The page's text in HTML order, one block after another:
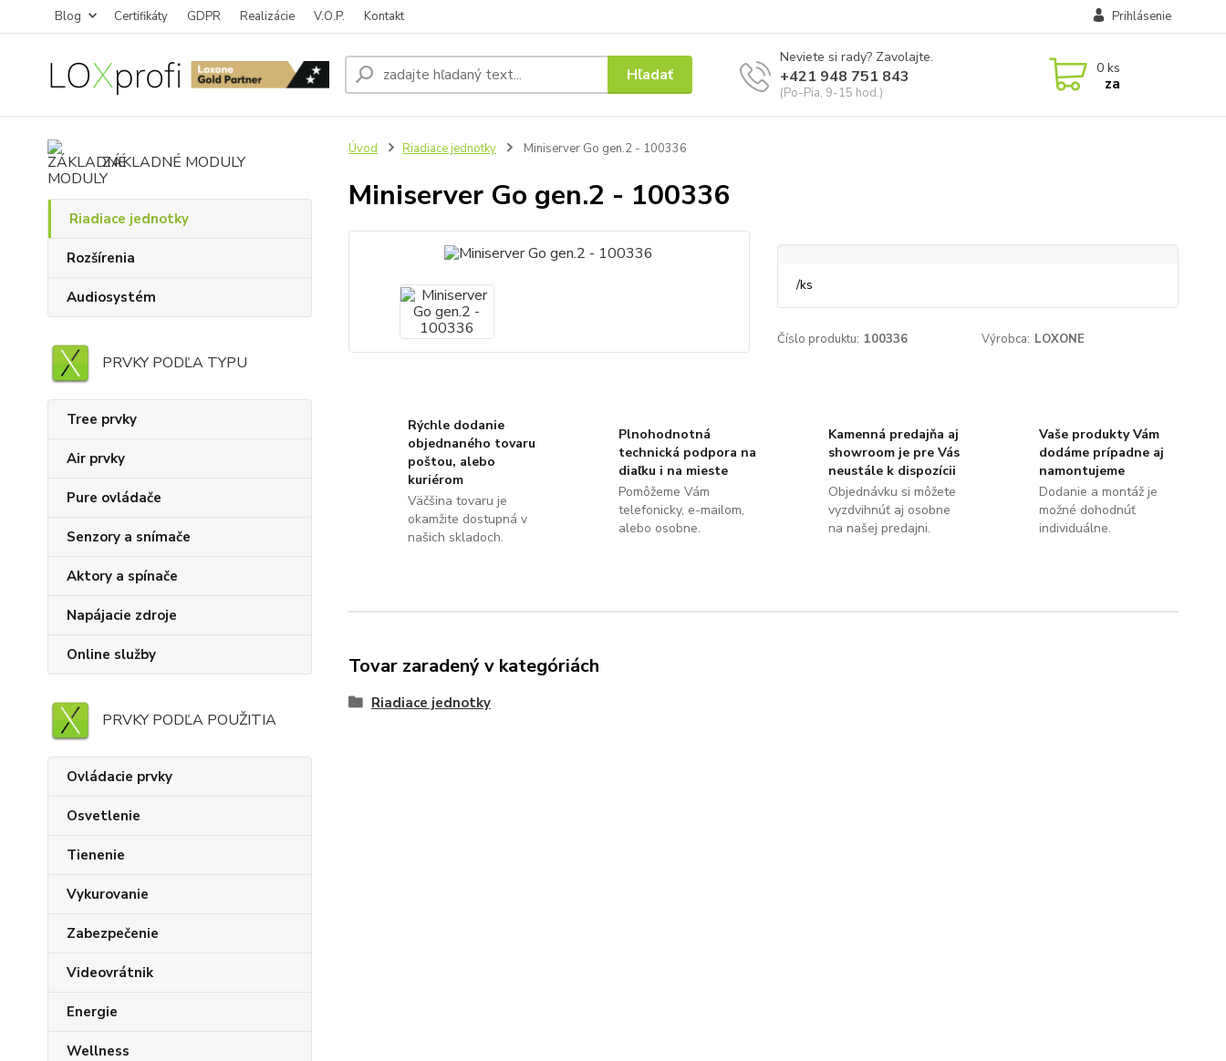
Blog Certifikáty GDPR Realizácie V.O.P. Kontakt Prihlásenie
Hľadať
Neviete si rady? Zavolajte.
+421 948 751 843
(Po-Pia, 9-15 hod.)
0 ks
za
ZÁKLADNÉ MODULY
Riadiace jednotky
Rozšírenia
Audiosystém
PRVKY PODĽA TYPU
Tree prvky
Air prvky
Pure ovládače
Senzory a snímače
Aktory a spínače
Napájacie zdroje
Online služby
PRVKY PODĽA POUŽITIA
Ovládacie prvky
Osvetlenie
Tienenie
Vykurovanie
Zabezpečenie
Videovrátnik
Energie
Wellness
Úvod Riadiace jednotky Miniserver Go gen.2 - 100336
Miniserver Go gen.2 - 100336
/ks
Číslo produktu: 100336 Výrobca: LOXONE
Rýchle dodanie
objednaného tovaru
poštou, alebo
kuriérom
Väčšina tovaru je
okamžite dostupná v
našich skladoch.
Plnohodnotná
technická podpora na
diaľku i na mieste
Pomôžeme Vám
telefonicky, e-mailom,
alebo osobne.
Kamenná predajňa aj
showroom je pre Vás
neustále k dispozícii
Objednávku si môžete
vyzdvihnúť aj osobne
na našej predajni.
Vaše produkty Vám
dodáme prípadne aj
namontujeme
Dodanie a montáž je
možné dohodnúť
individuálne.
Tovar zaradený v kategóriách
Riadiace jednotky